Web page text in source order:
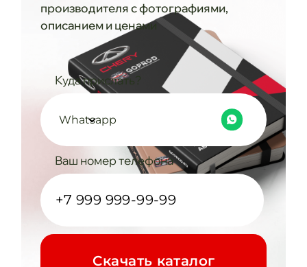
производителя с фотографиями,
описанием и ценами
Куда прислать?
Whatsapp
Ваш номер телефона
Cкачать каталог